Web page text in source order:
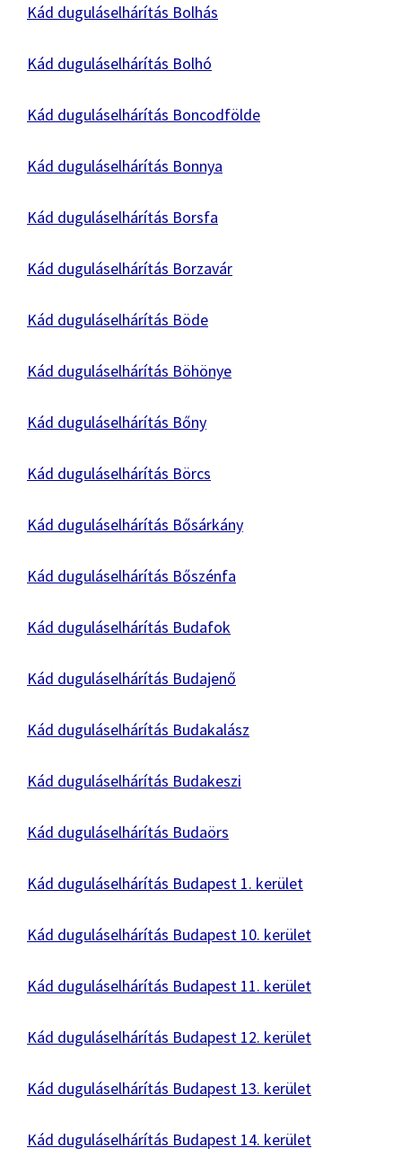
Kád duguláselhárítás Bolhás
Kád duguláselhárítás Bolhó
Kád duguláselhárítás Boncodfölde
Kád duguláselhárítás Bonnya
Kád duguláselhárítás Borsfa
Kád duguláselhárítás Borzavár
Kád duguláselhárítás Böde
Kád duguláselhárítás Böhönye
Kád duguláselhárítás Bőny
Kád duguláselhárítás Börcs
Kád duguláselhárítás Bősárkány
Kád duguláselhárítás Bőszénfa
Kád duguláselhárítás Budafok
Kád duguláselhárítás Budajenő
Kád duguláselhárítás Budakalász
Kád duguláselhárítás Budakeszi
Kád duguláselhárítás Budaörs
Kád duguláselhárítás Budapest 1. kerület
Kád duguláselhárítás Budapest 10. kerület
Kád duguláselhárítás Budapest 11. kerület
Kád duguláselhárítás Budapest 12. kerület
Kád duguláselhárítás Budapest 13. kerület
Kád duguláselhárítás Budapest 14. kerület